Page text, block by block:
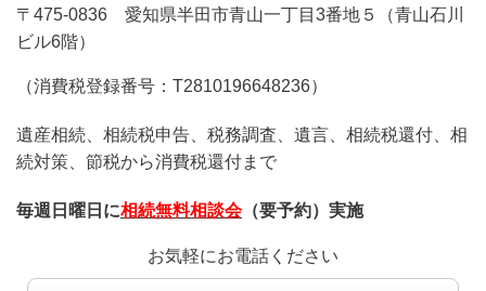
〒475-0836 愛知県半田市青山一丁目3番地５（青山石川
ビル6階）
（消費税登録番号：T2810196648236）
遺産相続、相続税申告、税務調査、遺言、相続税還付、相
続対策、節税から消費税還付まで
毎週日曜日に相続無料相談会（要予約）実施
お気軽にお電話ください